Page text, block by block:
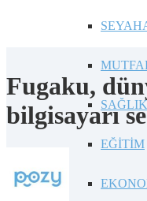
SAĞLIK
EĞİTİM
Fugaku,
bilgisayarı